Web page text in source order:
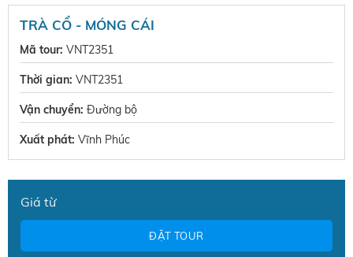
TRÀ CỔ - MÓNG CÁI
Mã tour: VNT2351
Thời gian: VNT2351
Vận chuyển: Đường bộ
Xuất phát: Vĩnh Phúc
Giá từ
ĐẶT TOUR